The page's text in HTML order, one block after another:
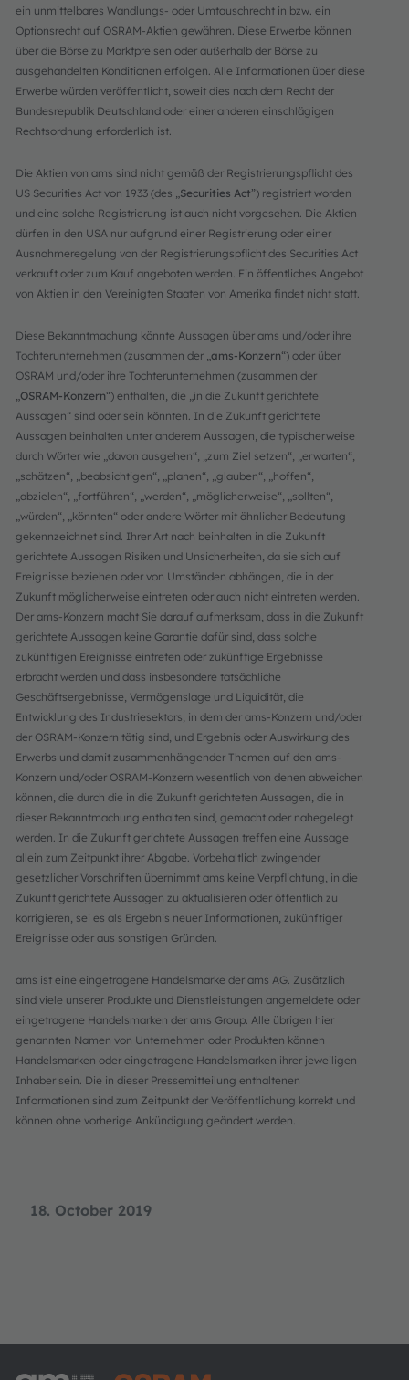
18. October 2019
ein unmittelbares Wandlungs- oder Umtauschrecht in bzw. ein
Optionsrecht auf OSRAM-Aktien gewähren. Diese Erwerbe können
über die Börse zu Marktpreisen oder außerhalb der Börse zu
ausgehandelten Konditionen erfolgen. Alle Informationen über diese
Erwerbe würden veröffentlicht, soweit dies nach dem Recht der
Bundesrepublik Deutschland oder einer anderen einschlägigen
Rechtsordnung erforderlich ist.
Die Aktien von ams sind nicht gemäß der Registrierungspflicht des
US Securities Act von 1933 (des „ Securities Act”) registriert worden
und eine solche Registrierung ist auch nicht vorgesehen. Die Aktien
dürfen in den USA nur aufgrund einer Registrierung oder einer
Ausnahmeregelung von der Registrierungspflicht des Securities Act
verkauft oder zum Kauf angeboten werden. Ein öffentliches Angebot
von Aktien in den Vereinigten Staaten von Amerika findet nicht statt.
Diese Bekanntmachung könnte Aussagen über ams und/oder ihre
Tochterunternehmen (zusammen der „ ams-Konzern“) oder über
OSRAM und/oder ihre Tochterunternehmen (zusammen der
OSRAM-Konzern“) enthalten, die „in die Zukunft gerichtete
Aussagen“ sind oder sein könnten. In die Zukunft gerichtete
Aussagen beinhalten unter anderem Aussagen, die typischerweise
durch Wörter wie „davon ausgehen“, „zum Ziel setzen“, „erwarten“,
„schätzen“, „beabsichtigen“, „planen“, „glauben“, „hoffen“,
„abzielen“, „fortführen“, „werden“, „möglicherweise“, „sollten“,
„würden“, „könnten“ oder andere Wörter mit ähnlicher Bedeutung
gekennzeichnet sind. Ihrer Art nach beinhalten in die Zukunft
gerichtete Aussagen Risiken und Unsicherheiten, da sie sich auf
Ereignisse beziehen oder von Umständen abhängen, die in der
Zukunft möglicherweise eintreten oder auch nicht eintreten werden.
Der ams-Konzern macht Sie darauf aufmerksam, dass in die Zukunft
gerichtete Aussagen keine Garantie dafür sind, dass solche
zukünftigen Ereignisse eintreten oder zukünftige Ergebnisse
erbracht werden und dass insbesondere tatsächliche
Geschäftsergebnisse, Vermögenslage und Liquidität, die
Entwicklung des Industriesektors, in dem der ams-Konzern und/oder
der OSRAM-Konzern tätig sind, und Ergebnis oder Auswirkung des
Erwerbs und damit zusammenhängender Themen auf den ams-
Konzern und/oder OSRAM-Konzern wesentlich von denen abweichen
können, die durch die in die Zukunft gerichteten Aussagen, die in
dieser Bekanntmachung enthalten sind, gemacht oder nahegelegt
werden. In die Zukunft gerichtete Aussagen treffen eine Aussage
allein zum Zeitpunkt ihrer Abgabe. Vorbehaltlich zwingender
gesetzlicher Vorschriften übernimmt ams keine Verpflichtung, in die
Zukunft gerichtete Aussagen zu aktualisieren oder öffentlich zu
korrigieren, sei es als Ergebnis neuer Informationen, zukünftiger
Ereignisse oder aus sonstigen Gründen.
ams ist eine eingetragene Handelsmarke der ams AG. Zusätzlich
sind viele unserer Produkte und Dienstleistungen angemeldete oder
eingetragene Handelsmarken der ams Group. Alle übrigen hier
genannten Namen von Unternehmen oder Produkten können
Handelsmarken oder eingetragene Handelsmarken ihrer jeweiligen
Inhaber sein. Die in dieser Pressemitteilung enthaltenen
Informationen sind zum Zeitpunkt der Veröffentlichung korrekt und
können ohne vorherige Ankündigung geändert werden.